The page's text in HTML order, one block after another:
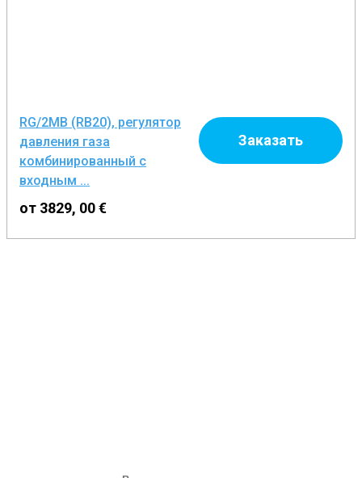
RG/2MB (RB20), регулятор
давления газа
комбинированный с
входным ...
от 3829, 00 €
Заказать